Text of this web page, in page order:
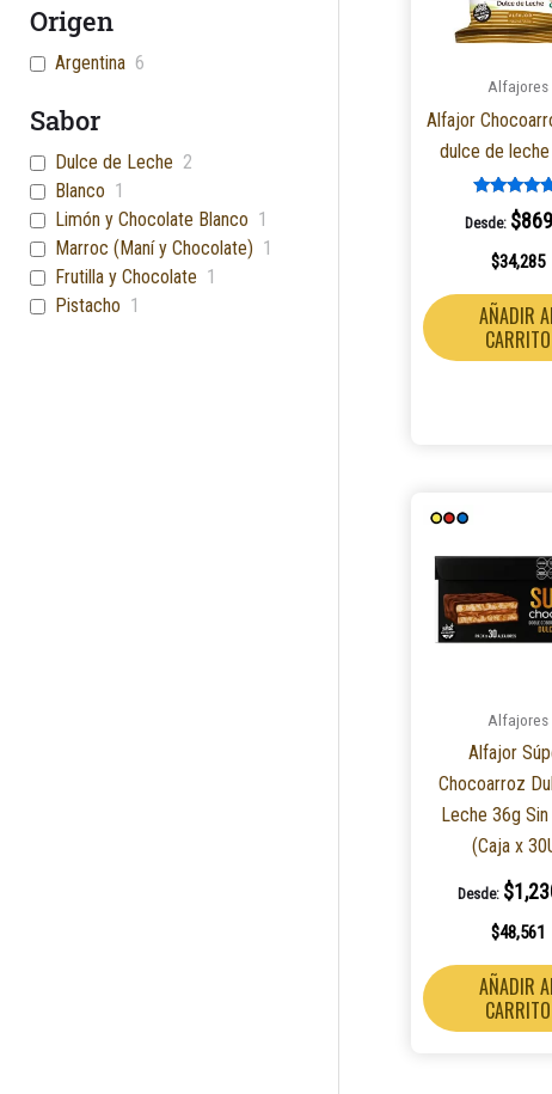
Origen
Argentina 6
Sabor
Dulce de Leche 2
Blanco 1
Limón y Chocolate Blanco 1
Marroc (Maní y Chocolate) 1
Frutilla y Chocolate 1
Pistacho 1
Alfajores
Alfajor
dulce de
Valorado en
5.00
Desde: $869
$34,285
AÑADIR
CARRITO
Alfajores
Alfajor
Chocoarroz
Leche 36g Sin
(Caja x
Desde: $
$48,561
AÑADIR
CARRITO